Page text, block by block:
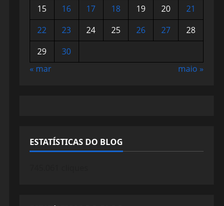
15
16 17 18 19 20
21
22
23 24 25 26 27
28
29
30
« mar
maio »
ESTATÍSTICAS DO BLOG